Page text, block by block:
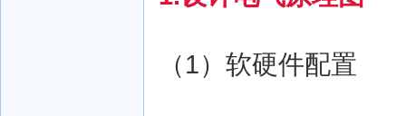
（1）软硬件配置